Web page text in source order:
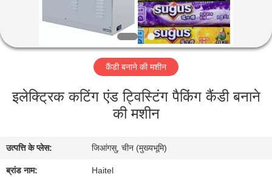
में
भ्रमण
नियंत्रण
कैंडी बनाने की मशीन
इलेक्ट्रिक कटिंग एंड ट्विस्टिंग पैकिंग कैंडी बनाने
की मशीन
उत्पत्ति के प्लेस: जिआंगसु, चीन (मुख्यभूमि)
ब्रांड नाम: Haitel